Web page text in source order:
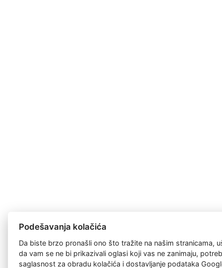
Podešavanja kolačića
Da biste brzo pronašli ono što tražite na našim stranicama,
da vam se ne bi prikazivali oglasi koji vas ne zanimaju,
saglasnost zaobradu kolačića i dostavljanje podataka